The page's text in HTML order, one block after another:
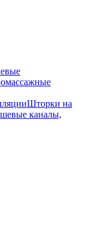
Шторки на
каналы,